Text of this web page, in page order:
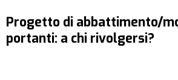
Progetto di abbattimento/
portanti: a chi rivolgersi?